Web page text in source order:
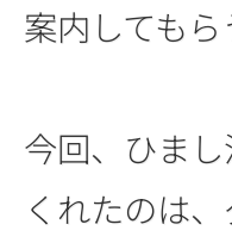
案内しても
今回、ひま
くれたのは